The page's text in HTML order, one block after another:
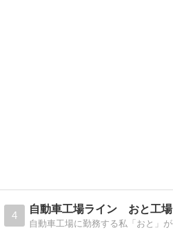
4
自動車工場ライン おと工場